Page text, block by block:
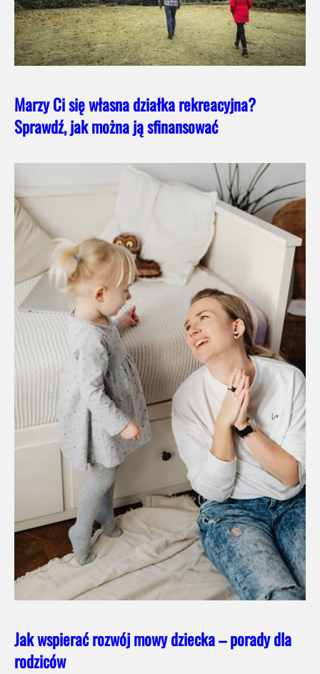
Marzy Ci się własna działka rekreacyjna?
Sprawdź, jak można ją sfinansować
Jak wspierać rozwój mowy dziecka – porady dla
rodziców